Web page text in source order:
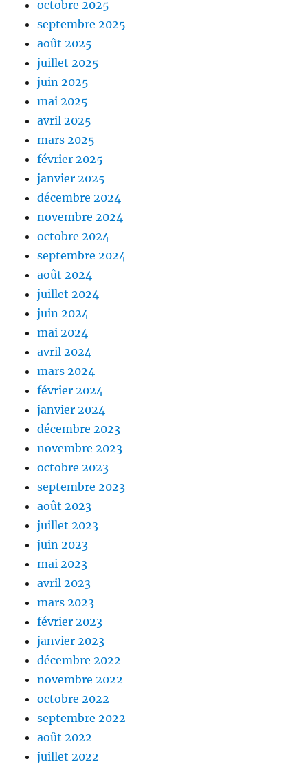
octobre 2025
septembre 2025
août 2025
juillet 2025
juin 2025
mai 2025
avril 2025
mars 2025
février 2025
janvier 2025
décembre 2024
novembre 2024
octobre 2024
septembre 2024
août 2024
juillet 2024
juin 2024
mai 2024
avril 2024
mars 2024
février 2024
janvier 2024
décembre 2023
novembre 2023
octobre 2023
septembre 2023
août 2023
juillet 2023
juin 2023
mai 2023
avril 2023
mars 2023
février 2023
janvier 2023
décembre 2022
novembre 2022
octobre 2022
septembre 2022
août 2022
juillet 2022